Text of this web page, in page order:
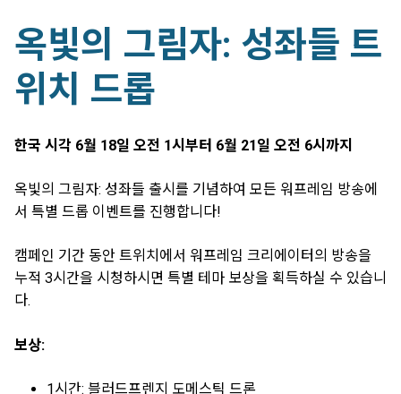
옥빛의 그림자: 성좌들 트
위치 드롭
한국 시각 6월 18일 오전 1시부터 6월 21일 오전 6시까지
옥빛의 그림자: 성좌들 출시를 기념하여 모든 워프레임 방송에
서 특별 드롭 이벤트를 진행합니다!
캠페인 기간 동안 트위치에서 워프레임 크리에이터의 방송을
누적 3시간을 시청하시면 특별 테마 보상을 획득하실 수 있습니
다.
보상:
1시간: 블러드프렌지 도메스틱 드론